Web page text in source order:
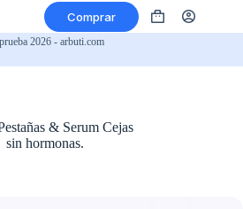
Comprar
Carro
2026 - arbuti.com
& Serum Cejas
sin hormonas.